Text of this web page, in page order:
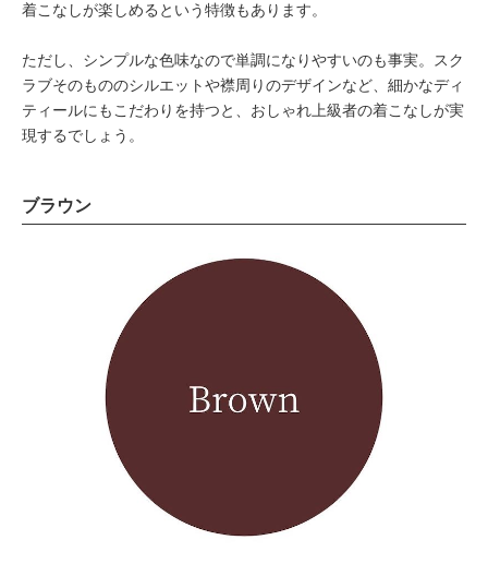
着こなしが楽しめるという特徴もあります。
ただし、シンプルな色味なので単調になりやすいのも事実。スク
ラブそのもののシルエットや襟周りのデザインなど、細かなディ
ティールにもこだわりを持つと、おしゃれ上級者の着こなしが実
現するでしょう。
ブラウン